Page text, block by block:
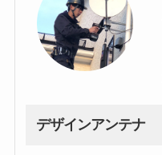
デザインアンテナ